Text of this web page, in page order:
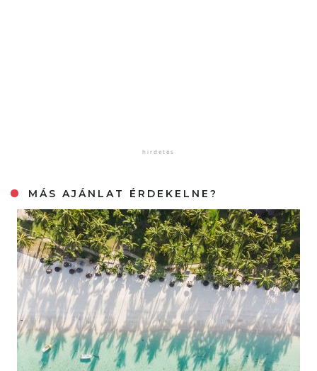
MÁS AJÁNLAT ÉRDEKELNE?